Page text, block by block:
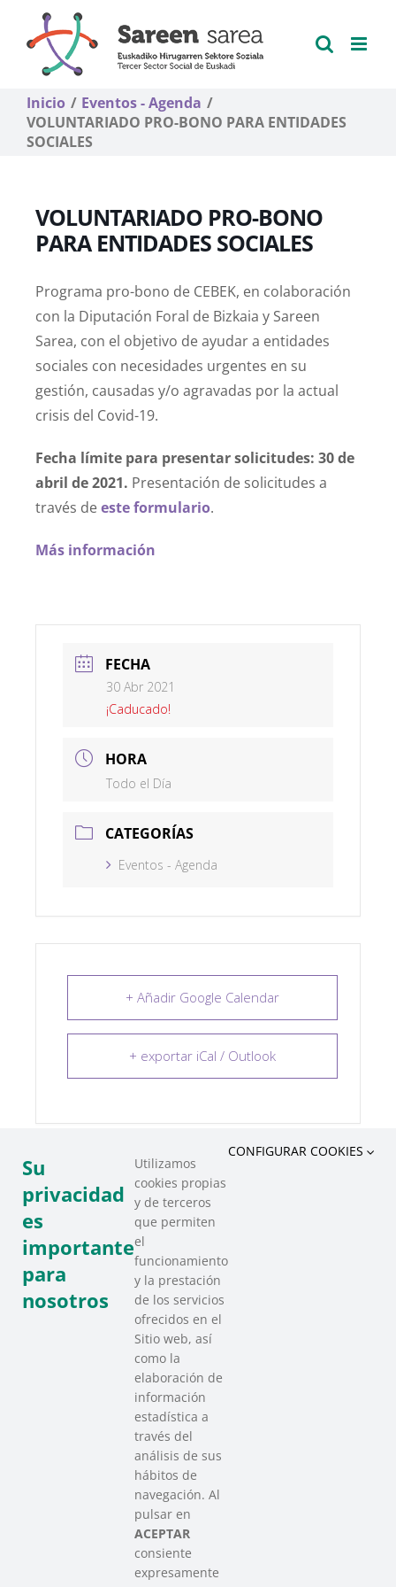
contenido
Inicio
Eventos - Agenda
VOLUNTARIADO PRO-BONO PARA ENTIDADES
SOCIALES
VOLUNTARIADO PRO-BONO
PARA ENTIDADES SOCIALES
Programa pro-bono de CEBEK, en colaboración
con la Diputación Foral de Bizkaia y Sareen
Sarea, con el objetivo de ayudar a entidades
sociales con necesidades urgentes en su
gestión, causadas y/o agravadas por la actual
crisis del Covid-19.
Fecha límite para presentar solicitudes: 30 de
abril de 2021. Presentación de solicitudes a
través deeste formulario.
Más información
FECHA
30 Abr 2021
¡Caducado!
HORA
Todo el Día
CATEGORÍAS
Eventos - Agenda
+ Añadir Google Calendar
+ exportar iCal / Outlook
COMPARTIR ESTE EVENTO
SAREEN SAREA
Asociación que agrupa a las redes
del Tercer Sector Social en Euskadi
Contacto
Su
privacidad
es
importante
para
nosotros
Utilizamos
cookies propias
y de terceros
que permiten
el
funcionamiento
y la prestación
de los servicios
ofrecidos en el
Sitio web, así
como la
elaboración de
información
estadística a
través del
análisis de sus
hábitos de
navegación. Al
pulsar en
ACEPTAR
consiente
expresamente
CONFIGURAR COOKIES